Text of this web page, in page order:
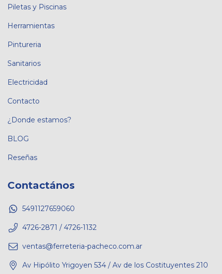
Piletas y Piscinas
Herramientas
Pintureria
Sanitarios
Electricidad
Contacto
¿Donde estamos?
BLOG
Reseñas
Contactános
5491127659060
4726-2871 / 4726-1132
ventas@ferreteria-pacheco.com.ar
Av Hipólito Yrigoyen 534 / Av de los Costituyentes 210